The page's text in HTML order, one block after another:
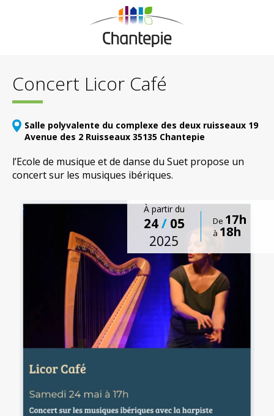
Concert Licor Café
Salle polyvalente du complexe des deux ruisseaux 19
Avenue des 2 Ruisseaux 35135 Chantepie
l’Ecole de musique et de danse du Suet propose un
concert sur les musiques ibériques.
À partir du
24/ 05
2025
De 17h
à 18h